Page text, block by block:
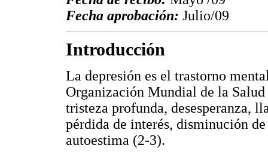
Fecha aprobación: Julio/09
Introducción
La depresión es el trastorno
Organización Mundial de la
tristeza profunda, desesperanza,
pérdida de interés, disminución
autoestima (2-3).